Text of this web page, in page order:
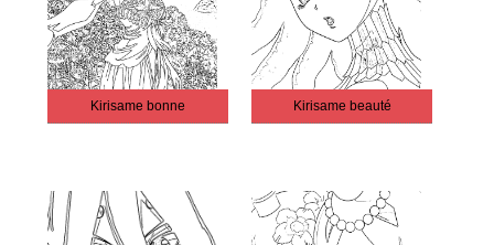
Kirisame bonne Kirisame beauté